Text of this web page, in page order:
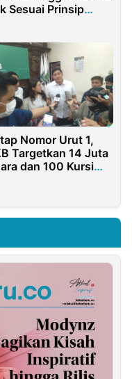
Sesuai Prinsip
Nomor Urut 1,
Targetkan 14 Juta
dan 100 Kursi